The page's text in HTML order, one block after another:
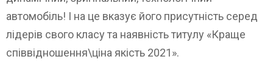
автомобіль! І на це вказує його присутність серед
лідерів свого класу та наявність титулу «Краще
співвідношення\ціна якість 2021».